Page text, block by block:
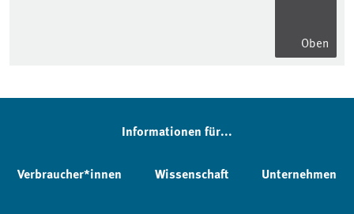
Oben
Informationen für...
Verbraucher*innen Wissenschaft Unternehmen